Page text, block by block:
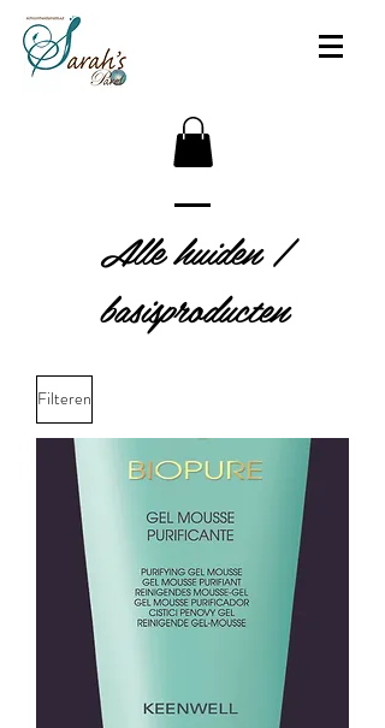
Alle huiden /
basisproducten
Filteren